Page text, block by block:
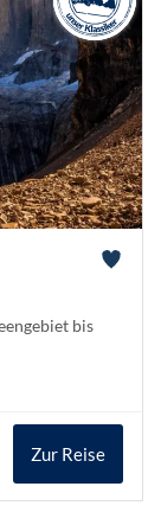
bis
Zur Reise